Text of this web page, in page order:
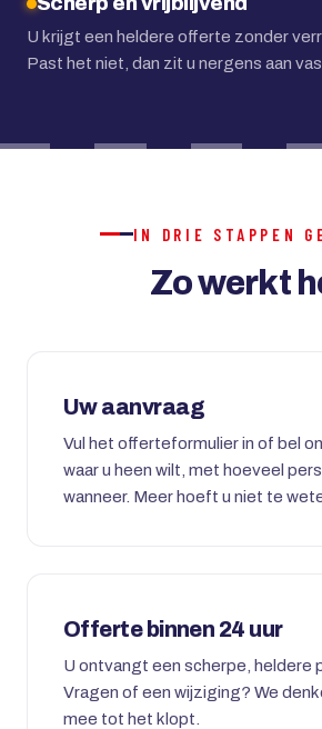
U krijgt een heldere offerte zonder
Past het niet, dan zit u nergens aan
IN DRIE STAPPEN
Zo werkt
Uw aanvraag
Vul het offerteformulier in of bel
waar u heen wilt, met hoeveel
wanneer. Meer hoeft u niet te
Offerte binnen 24 uur
U ontvangt een scherpe, heldere
Vragen of een wijziging? We
mee tot het klopt.